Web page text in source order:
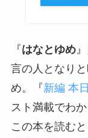
『はなとゆめ
言の人となり
め。『新編 本
スト満載でわ
この本を読むと